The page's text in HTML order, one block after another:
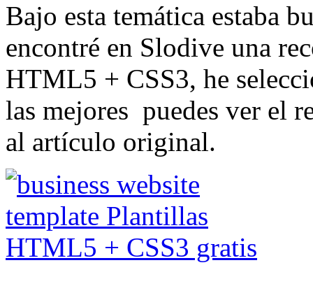
Bajo esta temática estaba
encontré en Slodive una
HTML5 + CSS3, he
las mejores puedes ver el
al artículo original.